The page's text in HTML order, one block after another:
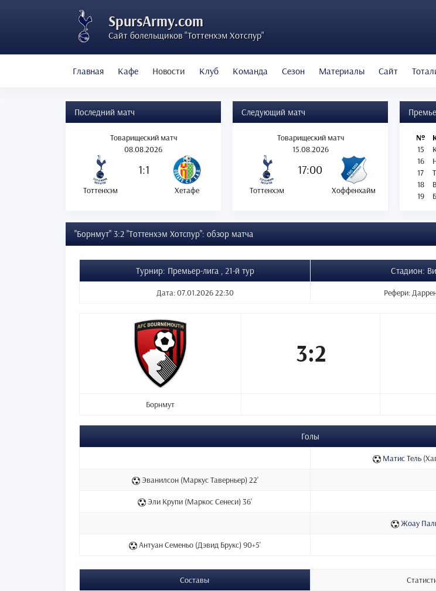
SpursArmy.com
Сайт болельщиков "Тоттенхэм Хотспур"
Главная Кафе Новости Клуб Команда Сезон Материалы Сайт
Последний матч
Товарищеский матч
08.08.2026
1:1
Тоттенхэм Хетафе
Следующий матч
Товарищеский матч
15.08.2026
17:00
Тоттенхэм Хоффенхайм
№
15
16
17
18
19
"Борнмут" 3:2 "Тоттенхэм Хотспур": обзор матча
Турнир: Премьер-лига , 21-й тур Стадион:
Дата: 07.01.2026 22:30 Рефери:
3:2
Борнмут
Голы
Матис Тель
Эванилсон (Маркус Таверньер) 22'
Эли Крупи (Маркос Сенеси) 36'
Жоау
Антуан Семеньо (Дэвид Брукс) 90+5'
Составы